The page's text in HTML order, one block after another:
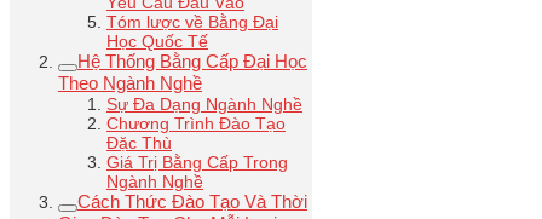
Tóm lược về Bằng Đại
Học Quốc Tế
Hệ Thống Bằng Cấp Đại Học
Theo Ngành Nghề
Sự Đa Dạng Ngành Nghề
Chương Trình Đào Tạo
Đặc Thù
Giá Trị Bằng Cấp Trong
Ngành Nghề
Cách Thức Đào Tạo Và Thời